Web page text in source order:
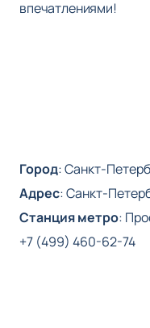
впечатлениями!
Город:Санкт-
Адрес:Санкт-
Станция метро:
+7 (499) 460-62-74